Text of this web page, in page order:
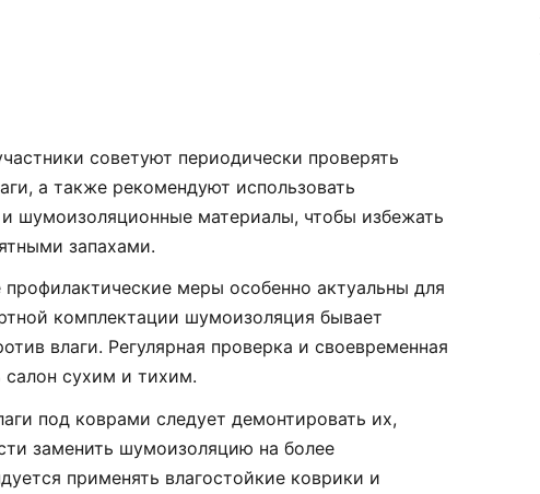
советуют периодически проверять
а также рекомендуют использовать
шумоизоляционные материалы, чтобы избежать
запахами.
профилактические меры особенно актуальны для
комплектации шумоизоляция бывает
влаги. Регулярная проверка и своевременная
салон сухим и тихим.
под коврами следует демонтировать их,
заменить шумоизоляцию на более
применять влагостойкие коврики и